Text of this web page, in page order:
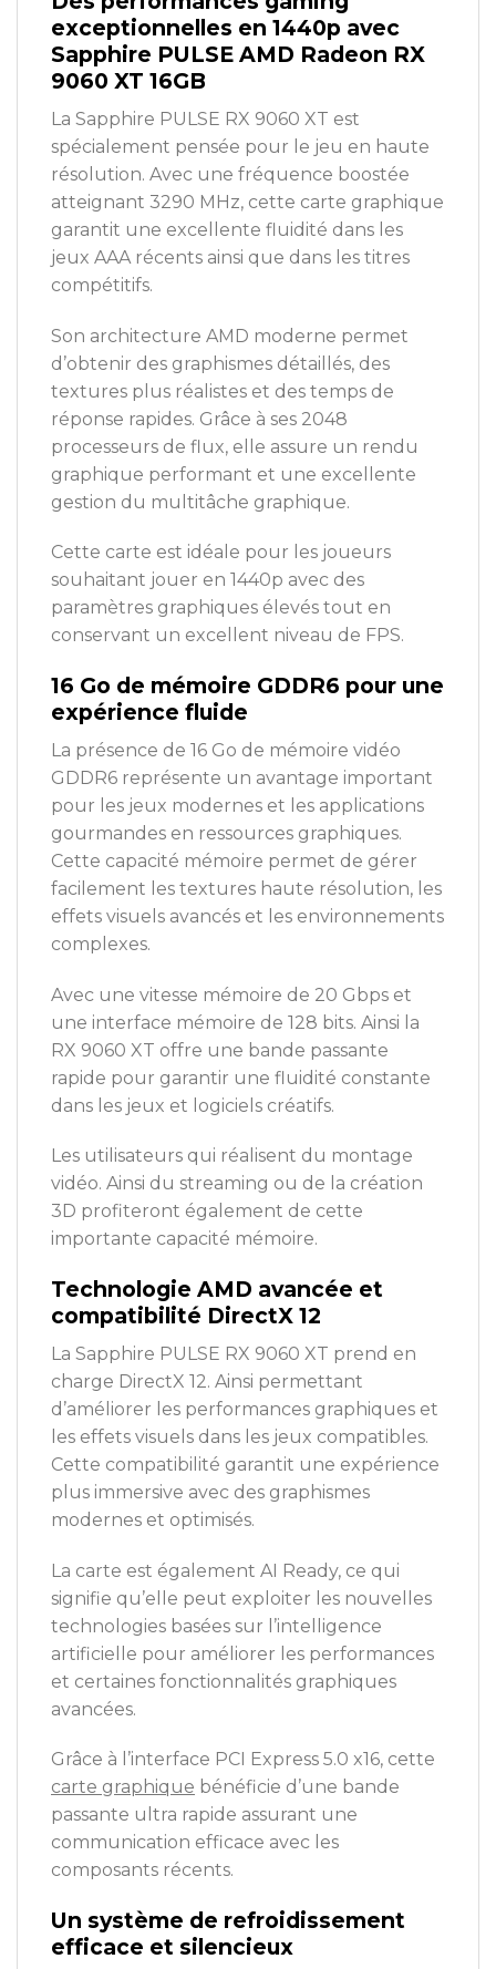
exceptionnelles en 1440p avec
Sapphire PULSE AMD Radeon RX
9060 XT 16GB
La Sapphire PULSE RX 9060 XT est
spécialement pensée pour le jeu en haute
résolution. Avec une fréquence boostée
atteignant 3290 MHz, cette carte graphique
garantit une excellente fluidité dans les
jeux AAA récents ainsi que dans les titres
compétitifs.
Son architecture AMD moderne permet
d’obtenir des graphismes détaillés, des
textures plus réalistes et des temps de
réponse rapides. Grâce à ses 2048
processeurs de flux, elle assure un rendu
graphique performant et une excellente
gestion du multitâche graphique.
Cette carte est idéale pour les joueurs
souhaitant jouer en 1440p avec des
paramètres graphiques élevés tout en
conservant un excellent niveau de FPS.
16 Go de mémoire GDDR6 pour une
expérience fluide
La présence de 16 Go de mémoire vidéo
GDDR6 représente un avantage important
pour les jeux modernes et les applications
gourmandes en ressources graphiques.
Cette capacité mémoire permet de gérer
facilement les textures haute résolution, les
effets visuels avancés et les environnements
complexes.
Avec une vitesse mémoire de 20 Gbps et
une interface mémoire de 128 bits. Ainsi la
RX 9060 XT offre une bande passante
rapide pour garantir une fluidité constante
dans les jeux et logiciels créatifs.
Les utilisateurs qui réalisent du montage
vidéo. Ainsi du streaming ou de la création
3D profiteront également de cette
importante capacité mémoire.
Technologie AMD avancée et
compatibilité DirectX 12
La Sapphire PULSE RX 9060 XT prend en
charge DirectX 12. Ainsi permettant
d’améliorer les performances graphiques et
les effets visuels dans les jeux compatibles.
Cette compatibilité garantit une expérience
plus immersive avec des graphismes
modernes et optimisés.
La carte est également AI Ready, ce qui
signifie qu’elle peut exploiter les nouvelles
technologies basées sur l’intelligence
artificielle pour améliorer les performances
et certaines fonctionnalités graphiques
avancées.
Grâce à l’interface PCI Express 5.0 x16, cette
carte graphique bénéficie d’une bande
passante ultra rapide assurant une
communication efficace avec les
composants récents.
Un système de refroidissement
efficace et silencieux